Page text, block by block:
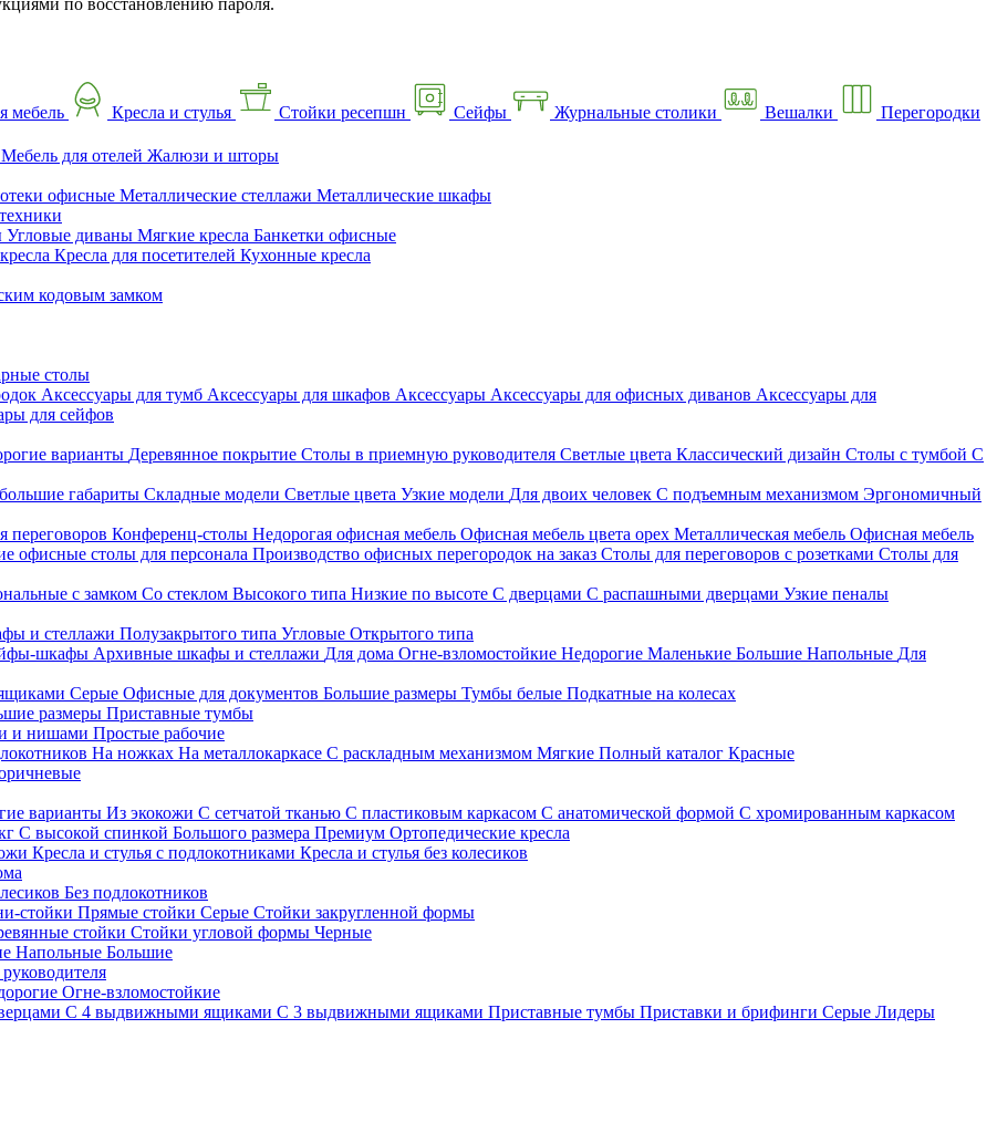
по восстановлению пароля.
мебель Кресла и стулья Стойки ресепшн Сейфы Журнальные столики Вешалки Перегородки
Мебель для отелей Жалюзи и шторы
офисные Металлические стеллажи Металлические шкафы
Угловые диваны Мягкие кресла Банкетки офисные
Кресла для посетителей Кухонные кресла
кодовым замком
столы
Аксессуары для тумб Аксессуары для шкафов Аксессуары Аксессуары для офисных диванов Аксессуары для
для сейфов
варианты Деревянное покрытие Столы в приемную руководителя Светлые цвета Классический дизайн Столы с тумбой С
габариты Складные модели Светлые цвета Узкие модели Для двоих человек С подъемным механизмом Эргономичный
переговоров Конференц-столы Недорогая офисная мебель Офисная мебель цвета орех Металлическая мебель Офисная мебель
офисные столы для персонала Производство офисных перегородок на заказ Столы для переговоров с розетками Столы для
с замком Со стеклом Высокого типа Низкие по высоте С дверцами С распашными дверцами Узкие пеналы
и стеллажи Полузакрытого типа Угловые Открытого типа
шкафы Архивные шкафы и стеллажи Для дома Огне-взломостойкие Недорогие Маленькие Большие Напольные Для
Серые Офисные для документов Большие размеры Тумбы белые Подкатные на колесах
размеры Приставные тумбы
и нишами Простые рабочие
На ножках На металлокаркасе С раскладным механизмом Мягкие Полный каталог Красные
варианты Из экокожи С сетчатой тканью С пластиковым каркасом С анатомической формой С хромированным каркасом
С высокой спинкой Большого размера Премиум Ортопедические кресла
Кресла и стулья с подлокотниками Кресла и стулья без колесиков
Без подлокотников
стойки Прямые стойки Серые Стойки закругленной формы
стойки Стойки угловой формы Черные
Напольные Большие
Огне-взломостойкие
С 4 выдвижными ящиками С 3 выдвижными ящиками Приставные тумбы Приставки и брифинги Серые Лидеры